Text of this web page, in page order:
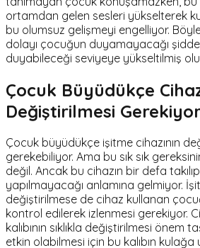
ortamdan gelen sesleri yükselterek
bu olumsuz gelişmeyi engelliyor.
dolayı çocuğun duyamayacağı
duyabileceği seviyeye yükseltilmiş
Çocuk Büyüdükçe
Değiştirilmesi
Çocuk büyüdükçe işitme cihazının
gerekebiliyor. Ama bu sık sık
değil. Ancak bu cihazın bir defa
yapılmayacağı anlamına gelmiyor.
değiştirilmese de cihaz kullanan
kontrol edilerek izlenmesi gerekiyor.
kalıbının sıklıkla değiştirilmesi önem
etkin olabilmesi için bu kalıbın kulağa